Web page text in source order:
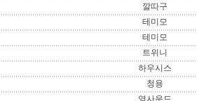
깔따구
테미모
테미모
트위니
하우시스
청용
영사운드